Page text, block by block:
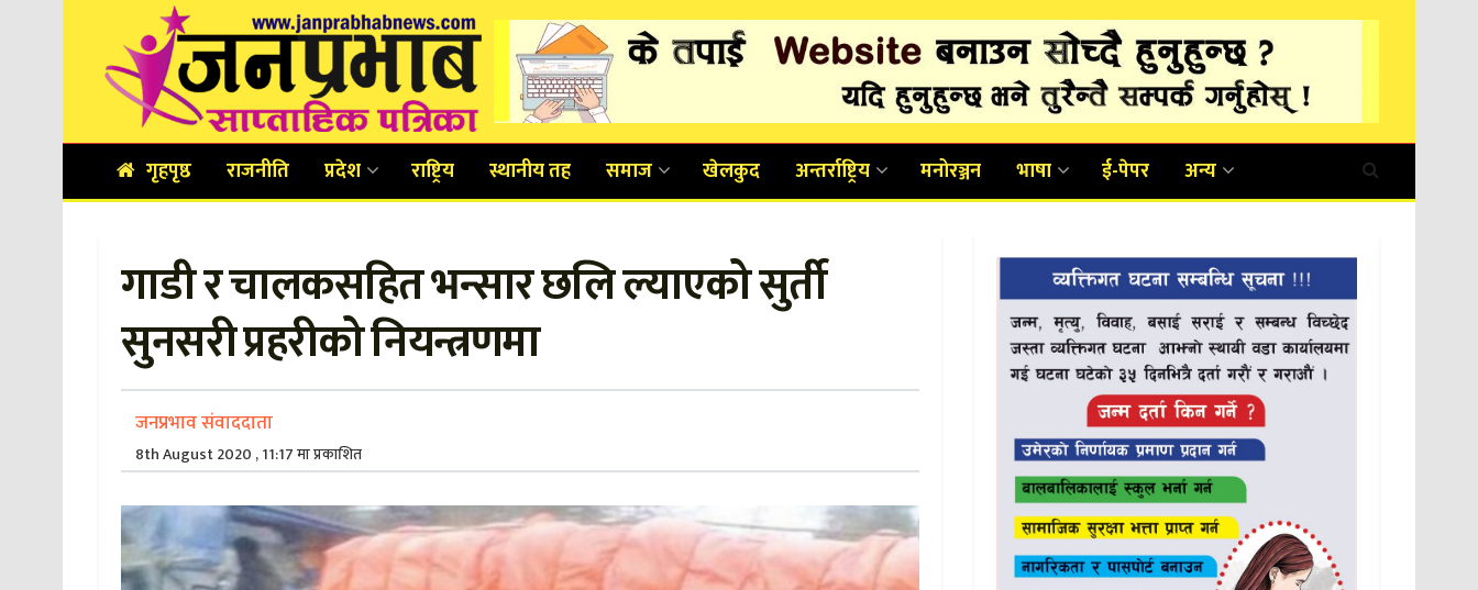
गृहपृष्ठ राजनीति प्रदेश राष्ट्रिय स्थानीय तह समाज खेलकुद अन्तर्राष्ट्रिय मनोरञ्जन भाषा ई-पेपर अन्य
गाडी र चालकसहित भन्सार छलि ल्याएको सुर्ती
सुनसरी प्रहरीको नियन्त्रणमा
जनप्रभाव संवाददाता
8th August 2020 , 11:17 मा प्रकाशित